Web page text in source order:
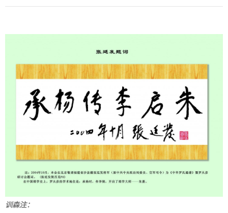
训森注：